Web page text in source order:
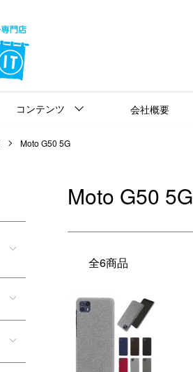
コンテンツ 会社概要
Moto G50 5G
Moto G50 5G
全6商品